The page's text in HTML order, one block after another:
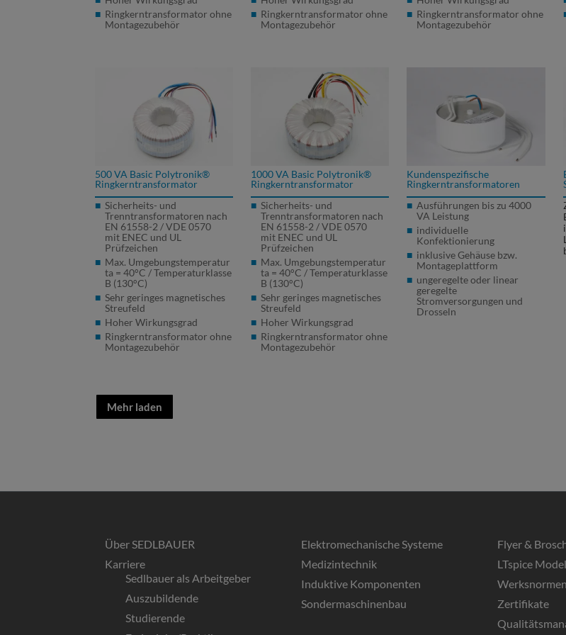
Ringkerntransformator ohne
Montagezubehör
Ringkerntransformator ohne
Montagezubehör
Ringkerntransformator ohne
Montagezubehör
500 VA Basic Polytronik®
Ringkerntransformator
Sicherheits- und
Trenntransformatoren nach
EN 61558-2 /VDE0570
mit ENEC und UL
Prüfzeichen
Max. Umgebungstemperatur
ta = 40°C / Temperaturklasse
B (130°C)
Sehr geringes magnetisches
Streufeld
Hoher Wirkungsgrad
Ringkerntransformator ohne
Montagezubehör
1000 VA Basic Polytronik®
Ringkerntransformator
Sicherheits- und
Trenntransformatoren nach
EN 61558-2 /VDE0570
mit ENEC und UL
Prüfzeichen
Max. Umgebungstemperatur
ta = 40°C / Temperaturklasse
B (130°C)
Sehr geringes magnetisches
Streufeld
Hoher Wirkungsgrad
Ringkerntransformator ohne
Montagezubehör
Kundenspezifische
Ringkerntransformatoren
Ausführungen bis zu 4000
VA Leistung
individuelle
Konfektionierung
inklusive Gehäuse bzw.
Montageplattform
ungeregelte oder linear
geregelte
Stromversorgungen und
Drosseln
Mehr laden
Über SEDLBAUER
Karriere
Sedlbauer als Arbeitgeber
Auszubildende
Studierende
Elektromechanische Systeme
Medizintechnik
Induktive Komponenten
Sondermaschinenbau
Flyer &
LTspice
Zertifikate